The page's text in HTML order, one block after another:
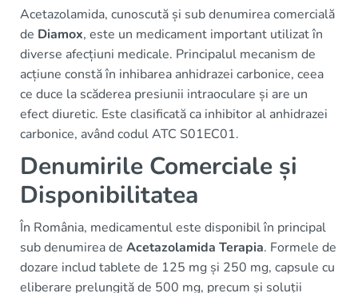
Acetazolamida, cunoscută și sub denumirea comercială
de Diamox, este un medicament important utilizat în
diverse afecțiuni medicale. Principalul mecanism de
acțiune constă în inhibarea anhidrazei carbonice, ceea
ce duce la scăderea presiunii intraoculare și are un
efect diuretic. Este clasificată ca inhibitor al anhidrazei
carbonice, având codul ATC S01EC01.
Denumirile Comerciale și
Disponibilitatea
În România, medicamentul este disponibil în principal
sub denumirea de Acetazolamida Terapia. Formele de
dozare includ tablete de 125 mg și 250 mg, capsule cu
eliberare prelungită de 500 mg, precum și soluții